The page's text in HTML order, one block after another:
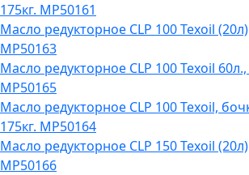
175кг. MP50161
Масло редукторное CLP 100 Texoil (20л)
MP50163
Масло редукторное CLP 100 Texoil
MP50165
Масло редукторное CLP 100 Texoil,
175кг. MP50164
Масло редукторное CLP 150 Texoil (20л)
MP50166